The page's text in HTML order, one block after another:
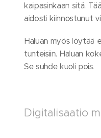
kaipasinkaan sitä.
aidosti kiinnostunut
Haluan myös löytää
tunteisiin. Haluan
Se suhde kuoli pois.
Digitalisaatio